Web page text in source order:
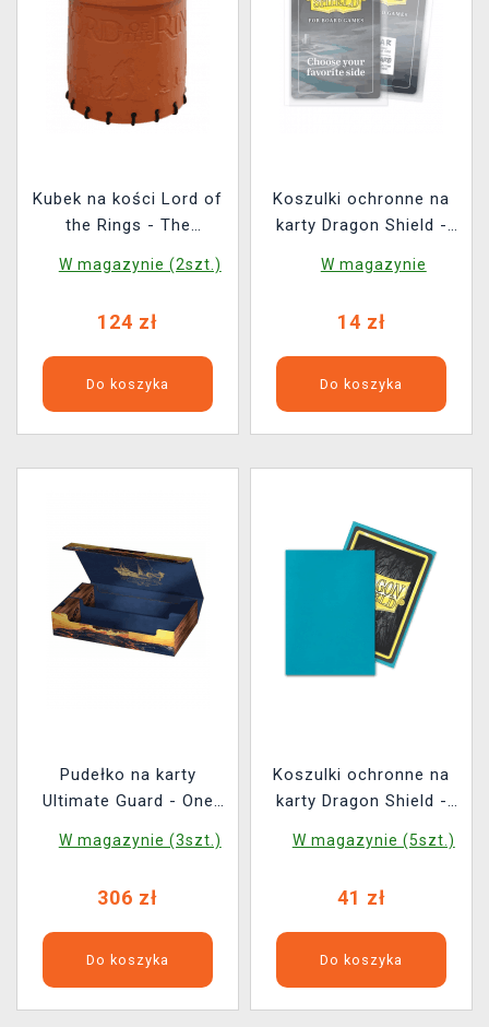
Kubek na kości Lord of
the Rings - The
(skórzany)
W magazynie (2szt.)
124 zł
Do koszyka
Koszulki ochronne na
karty Dragon Shield -
European Mini
ks)
W magazynie
14 zł
Do koszyka
Pudełko na karty
Ultimate Guard - One
Xenoskin)
W magazynie (3szt.)
306 zł
Do koszyka
Koszulki ochronne na
karty Dragon Shield -
szt.)
W magazynie (5szt.)
41 zł
Do koszyka